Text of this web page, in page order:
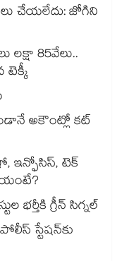
చేయలేదు: జోగిని
లక్షా 85వేలు..
టెక్కీ
అకౌంట్లో కట్
ఇన్ఫోసిస్, టెక్
భర్తీకి గ్రీన్‌‌ సిగ్నల్
పోలీస్ స్టేషన్⁪కు